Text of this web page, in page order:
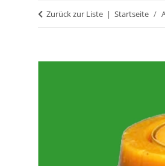
Zurück zur Liste Startseite